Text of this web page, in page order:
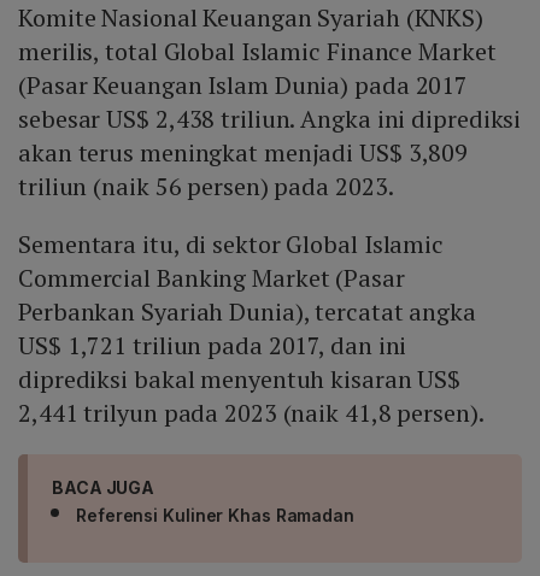
Komite Nasional Keuangan Syariah (KNKS)
merilis, total Global Islamic Finance Market
(Pasar Keuangan Islam Dunia) pada 2017
sebesar US$ 2,438 triliun. Angka ini diprediksi
akan terus meningkat menjadi US$ 3,809
triliun (naik 56 persen) pada 2023.
Sementara itu, di sektor Global Islamic
Commercial Banking Market (Pasar
Perbankan Syariah Dunia), tercatat angka
US$ 1,721 triliun pada 2017, dan ini
diprediksi bakal menyentuh kisaran US$
2,441 trilyun pada 2023 (naik 41,8 persen).
BACA JUGA
Referensi Kuliner Khas Ramadan